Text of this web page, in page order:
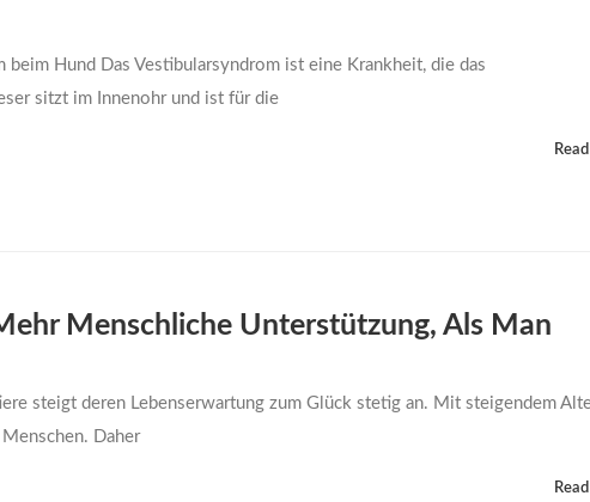
Hund Das Vestibularsyndrom ist eine Krankheit, die das
sitzt im Innenohr und ist für die
Menschliche Unterstützung, Als Man
steigt deren Lebenserwartung zum Glück stetig an. Mit steigendem
Daher